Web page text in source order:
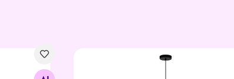
Rippvalgusti Pompeya